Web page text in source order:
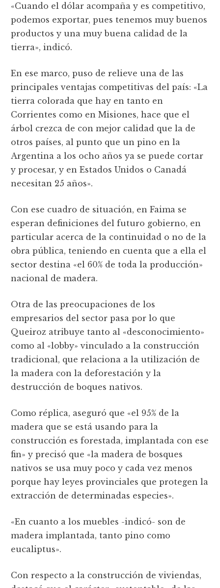
«Cuando el dólar acompaña y es competitivo,
podemos exportar, pues tenemos muy buenos
productos y una muy buena calidad de la
tierra», indicó.
En ese marco, puso de relieve una de las
principales ventajas competitivas del país: «La
tierra colorada que hay en tanto en
Corrientes como en Misiones, hace que el
árbol crezca de con mejor calidad que la de
otros países, al punto que un pino en la
Argentina a los ocho años ya se puede cortar
y procesar, y en Estados Unidos o Canadá
necesitan 25 años».
Con ese cuadro de situación, en Faima se
esperan definiciones del futuro gobierno, en
particular acerca de la continuidad o no de la
obra pública, teniendo en cuenta que a ella el
sector destina «el 60% de toda la producción»
nacional de madera.
Otra de las preocupaciones de los
empresarios del sector pasa por lo que
Queiroz atribuye tanto al «desconocimiento»
como al «lobby» vinculado a la construcción
tradicional, que relaciona a la utilización de
la madera con la deforestación y la
destrucción de boques nativos.
Como réplica, aseguró que «el 95% de la
madera que se está usando para la
construcción es forestada, implantada con ese
fin» y precisó que «la madera de bosques
nativos se usa muy poco y cada vez menos
porque hay leyes provinciales que protegen la
extracción de determinadas especies».
«En cuanto a los muebles -indicó- son de
madera implantada, tanto pino como
eucaliptus».
Con respecto a la construcción de viviendas,